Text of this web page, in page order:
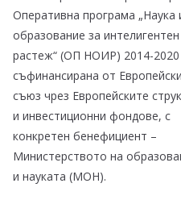
Оперативна програма „Наука
образование за интелигентен
растеж“ (ОП НОИР) 2014-2020
съфинансирана от
съюз чрез Европейските
и инвестиционни фондове, с
конкретен бенефициент –
Министерството на
и науката (МОН).